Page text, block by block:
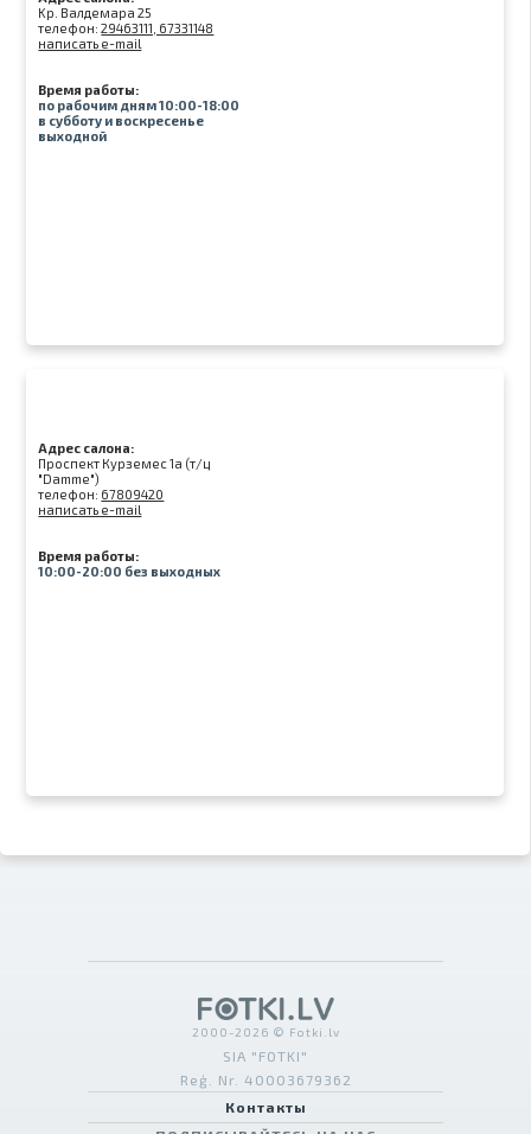
Kр. Валдемара 25
телефон:29463111, 67331148
написать e-mail
Время работы:
по рабочим дням 10:00-18:00
в субботу и воскресенье
выходной
Адрес салона:
Проспект Курземес 1а (т/ц
"Damme")
телефон: 67809420
написать e-mail
Время работы:
10:00-20:00 без выходных
2000-2026 © Fotki.lv
SIA "FOTKI"
Reģ. Nr. 40003679362
Контакты